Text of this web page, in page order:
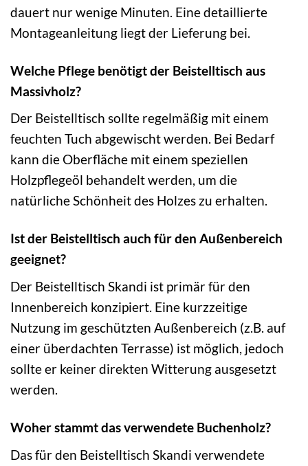
dauert nur wenige Minuten. Eine detaillierte
Montageanleitung liegt der Lieferung bei.
Welche Pflege benötigt der Beistelltisch aus
Massivholz?
Der Beistelltisch sollte regelmäßig mit einem
feuchten Tuch abgewischt werden. Bei Bedarf
kann die Oberfläche mit einem speziellen
Holzpflegeöl behandelt werden, um die
natürliche Schönheit des Holzes zu erhalten.
Ist der Beistelltisch auch für den Außenbereich
geeignet?
Der Beistelltisch Skandi ist primär für den
Innenbereich konzipiert. Eine kurzzeitige
Nutzung im geschützten Außenbereich (z.B. auf
einer überdachten Terrasse) ist möglich, jedoch
sollte er keiner direkten Witterung ausgesetzt
werden.
Woher stammt das verwendete Buchenholz?
Das für den Beistelltisch Skandi verwendete